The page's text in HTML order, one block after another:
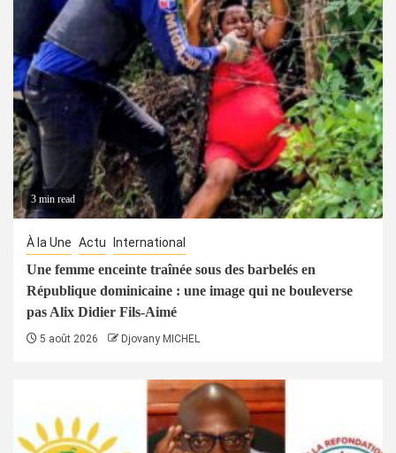
3 min read
À la Une Actu International
Une femme enceinte traînée sous des barbelés en
République dominicaine : une image qui ne bouleverse
pas Alix Didier Fils-Aimé
5 août 2026 Djovany MICHEL